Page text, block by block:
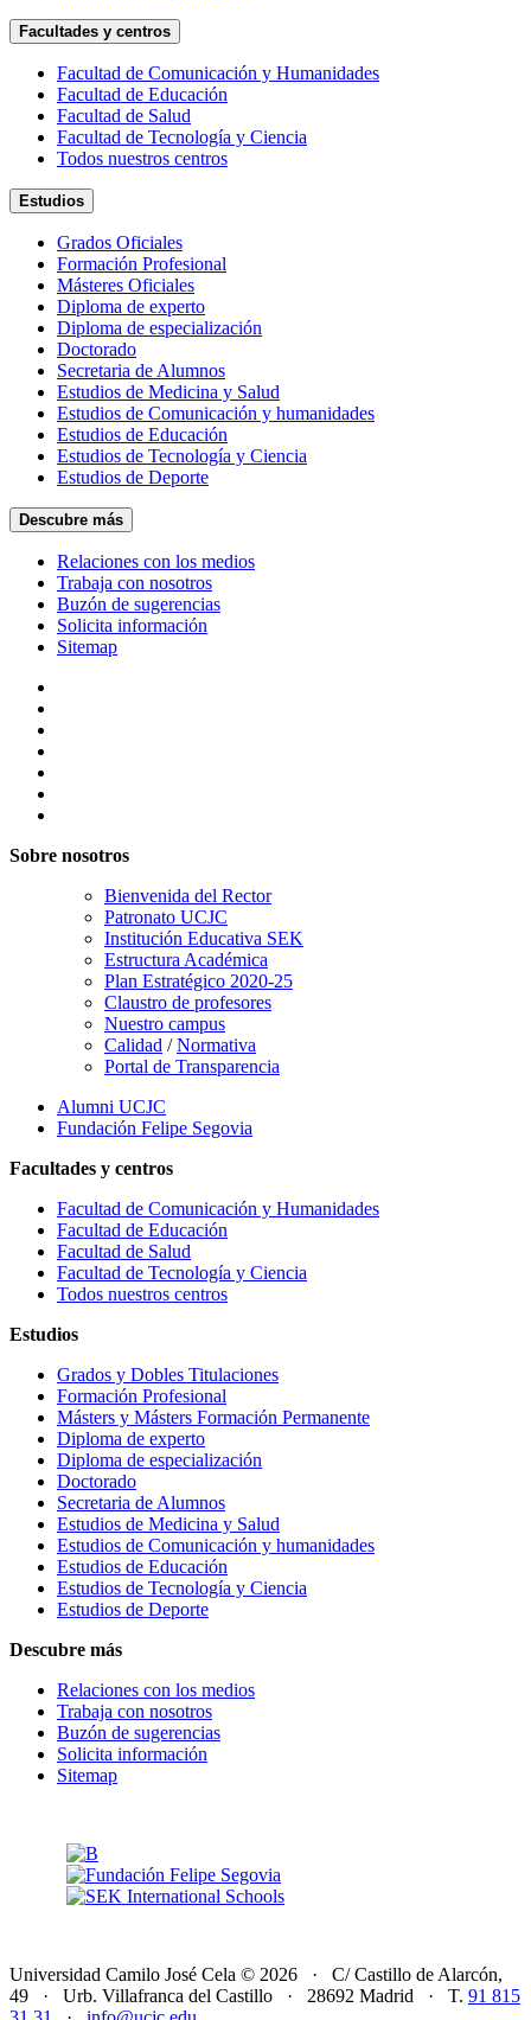
Facultades y centros
Facultad de Comunicación y Humanidades
Facultad de Educación
Facultad de Salud
Facultad de Tecnología y Ciencia
Todos nuestros centros
Estudios
Grados Oficiales
Formación Profesional
Másteres Oficiales
Diploma de experto
Diploma de especialización
Doctorado
Secretaria de Alumnos
Estudios de Medicina y Salud
Estudios de Comunicación y humanidades
Estudios de Educación
Estudios de Tecnología y Ciencia
Estudios de Deporte
Descubre más
Relaciones con los medios
Trabaja con nosotros
Buzón de sugerencias
Solicita información
Sitemap
Sobre nosotros
Bienvenida del Rector
Patronato UCJC
Institución Educativa SEK
Estructura Académica
Plan Estratégico 2020-25
Claustro de profesores
Nuestro campus
Calidad /Normativa
Portal de Transparencia
Alumni UCJC
Fundación Felipe Segovia
Facultades y centros
Facultad de Comunicación y Humanidades
Facultad de Educación
Facultad de Salud
Facultad de Tecnología y Ciencia
Todos nuestros centros
Estudios
Grados y Dobles Titulaciones
Formación Profesional
Másters y Másters Formación Permanente
Diploma de experto
Diploma de especialización
Doctorado
Secretaria de Alumnos
Estudios de Medicina y Salud
Estudios de Comunicación y humanidades
Estudios de Educación
Estudios de Tecnología y Ciencia
Estudios de Deporte
Descubre más
Relaciones con los medios
Trabaja con nosotros
Buzón de sugerencias
Solicita información
Sitemap
Universidad Camilo José Cela © 2026 · C/ Castillo de Alarcón,
49 · Urb. Villafranca del Castillo · 28692 Madrid · T. 91 815